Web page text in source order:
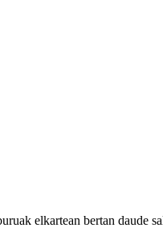
elkartean bertan daude